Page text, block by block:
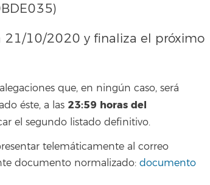
21/10/2020 y finaliza el próximo
que, en ningún caso, será
éste, a las 23:59 horas del
el segundo listado definitivo.
telemáticamente al correo
documento normalizado: documento